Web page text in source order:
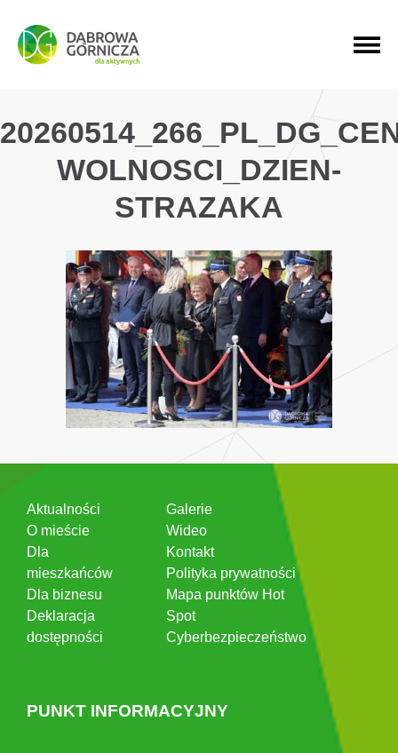
PRZEJDŹ DO MENU GŁÓWNEGO
PRZEJDŹ DO WYSZUKIWARKI
PRZEJDŹ DO TREŚCI
WOLNOSCI_DZIEN-
STRAZAKA
Aktualności
O mieście
Dla
mieszkańców
Dla biznesu
Deklaracja
dostępności
Galerie
Wideo
Kontakt
Polityka prywatności
Mapa punktów Hot
Spot
Cyberbezpieczeństwo
PUNKT INFORMACYJNY